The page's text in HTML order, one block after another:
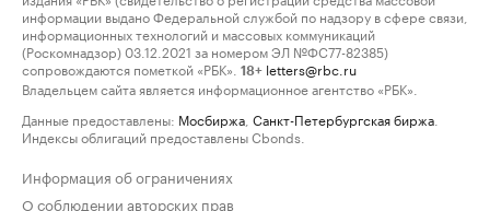
информации выдано Федеральной службой по надзору в сфере связи,
информационных технологий и массовых коммуникаций
(Роскомнадзор) 03.12.2021 за номером ЭЛ №ФС77-82385)
сопровождаются пометкой «РБК».
18+ letters@rbc.ru
Владельцем сайта является информационное агентство «РБК».
Данные предоставлены: Мосбиржа Санкт-Петербургская биржа
Индексы облигаций предоставлены Cbonds.
Информация об ограничениях
О соблюдении авторских прав